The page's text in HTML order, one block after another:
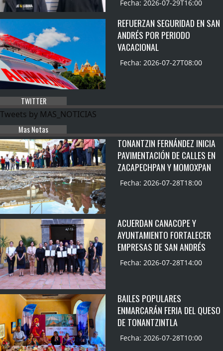
Fecha: 2026-07-29T16:00
REFUERZAN SEGURIDAD EN SAN
ANDRÉS POR PERIODO
VACACIONAL
Fecha: 2026-07-27T08:00
TWITTER
Tweets by MAS_NOTICIAS
Mas Notas
TONANTZIN FERNÁNDEZ INICIA
PAVIMENTACIÓN DE CALLES EN
ZACAPECHPAN Y MOMOXPAN
Fecha: 2026-07-28T18:00
ACUERDAN CANACOPE Y
AYUNTAMIENTO FORTALECER
EMPRESAS DE SAN ANDRÉS
Fecha: 2026-07-28T14:00
BAILES POPULARES
ENMARCARÁN FERIA DEL QUESO
DE TONANTZINTLA
Fecha: 2026-07-28T10:00